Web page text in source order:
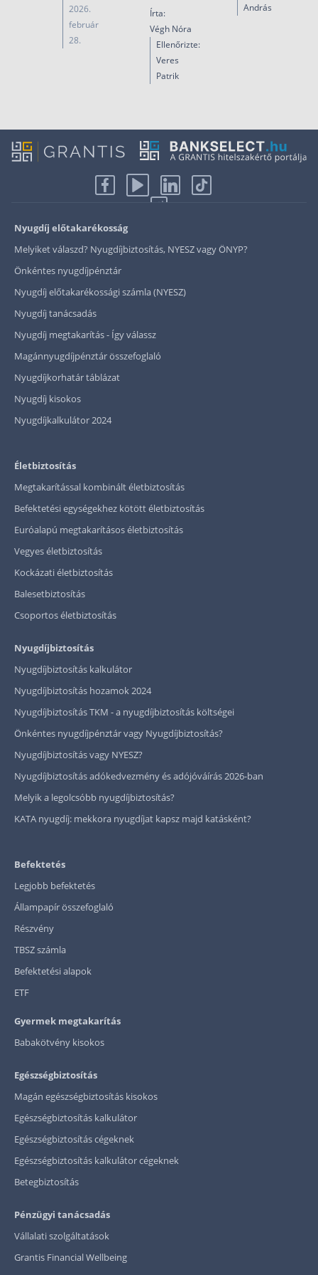
2026.
február
28.
Írta:
Végh Nóra
Ellenőrizte:
Veres
Patrik
András
Nyugdíj előtakarékosság
Melyiket válaszd? Nyugdíjbiztosítás, NYESZ vagy ÖNYP?
Önkéntes nyugdíjpénztár
Nyugdíj előtakarékossági számla (NYESZ)
Nyugdíj tanácsadás
Nyugdíj megtakarítás - Így válassz
Magánnyugdíjpénztár összefoglaló
Nyugdíjkorhatár táblázat
Nyugdíj kisokos
Nyugdíjkalkulátor 2024
Életbiztosítás
Megtakarítással kombinált életbiztosítás
Befektetési egységekhez kötött életbiztosítás
Euróalapú megtakarításos életbiztosítás
Vegyes életbiztosítás
Kockázati életbiztosítás
Balesetbiztosítás
Csoportos életbiztosítás
Nyugdíjbiztosítás
Nyugdíjbiztosítás kalkulátor
Nyugdíjbiztosítás hozamok 2024
Nyugdíjbiztosítás TKM - a nyugdíjbiztosítás költségei
Önkéntes nyugdíjpénztár vagy Nyugdíjbiztosítás?
Nyugdíjbiztosítás vagy NYESZ?
Nyugdíjbiztosítás adókedvezmény és adójóváírás 2026-ban
Melyik a legolcsóbb nyugdíjbiztosítás?
KATA nyugdíj: mekkora nyugdíjat kapsz majd katásként?
Befektetés
Legjobb befektetés
Állampapír összefoglaló
Részvény
TBSZ számla
Befektetési alapok
ETF
Gyermek megtakarítás
Babakötvény kisokos
Egészségbiztosítás
Magán egészségbiztosítás kisokos
Egészségbiztosítás kalkulátor
Egészségbiztosítás cégeknek
Egészségbiztosítás kalkulátor cégeknek
Betegbiztosítás
Pénzügyi tanácsadás
Vállalati szolgáltatások
Grantis Financial Wellbeing